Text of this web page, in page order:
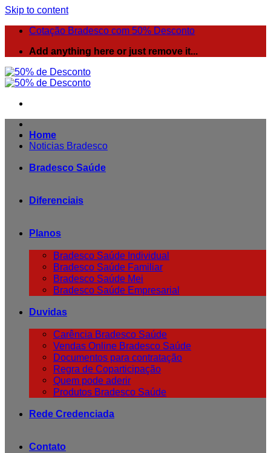
Skip to content
Cotação Bradesco com 50% Desconto
Add anything here or just remove it...
Noticias Bradesco
Home
Bradesco Saúde
Diferenciais
Planos
Bradesco Saúde Individual
Bradesco Saúde Familiar
Bradesco Saúde Mei
Bradesco Saúde Empresarial
Duvidas
Carência Bradesco Saúde
Vendas Online Bradesco Saúde
Documentos para contratação
Regra de Coparticipação
Quem pode aderir
Produtos Bradesco Saúde
Rede Credenciada
Contato